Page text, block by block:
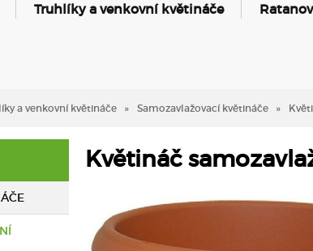
Truhlíky a venkovní květináče
a venkovní květináče Samozavlažovací květináče
Květináč